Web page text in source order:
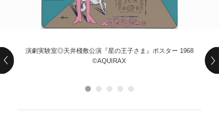
演劇実験室◎天井棧敷公演『星の王子さま』ポスター 1968
©︎AQUIRAX